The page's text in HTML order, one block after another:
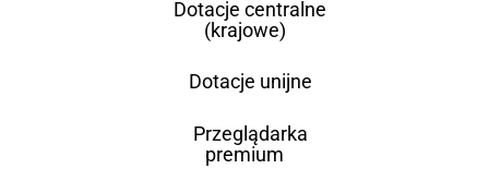
Dotacje centralne
(krajowe)
Dotacje unijne
Przeglądarka
premium